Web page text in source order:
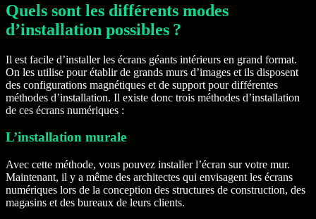
Quels sont les différents modes
d’installation possibles ?
Il est facile d’installer les écrans géants intérieurs en grand format.
On les utilise pour établir de grands murs d’images et ils disposent
des configurations magnétiques et de support pour différentes
méthodes d’installation. Il existe donc trois méthodes d’installation
de ces écrans numériques :
L’installation murale
Avec cette méthode, vous pouvez installer l’écran sur votre mur.
Maintenant, il y a même des architectes qui envisagent les écrans
numériques lors de la conception des structures de construction, des
magasins et des bureaux de leurs clients.